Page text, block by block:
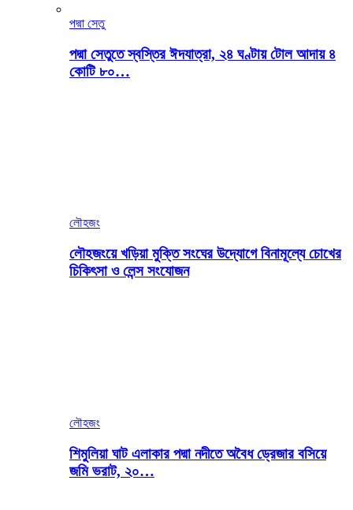
পদ্মা সেতু
পদ্মা সেতুতে স্বস্তির ঈদযাত্রা, ২৪ ঘণ্টায় টোল আদায় ৪
কোটি ৮০…
লৌহজং
লৌহজংয়ে খড়িয়া মুক্তি সংঘের উদ্যোগে বিনামূল্যে চোখের
চিকিৎসা ও লেন্স সংযোজন
লৌহজং
শিমুলিয়া ঘাট এলাকার পদ্মা নদীতে অবৈধ ড্রেজার বসিয়ে
জমি ভরাট, ২০…